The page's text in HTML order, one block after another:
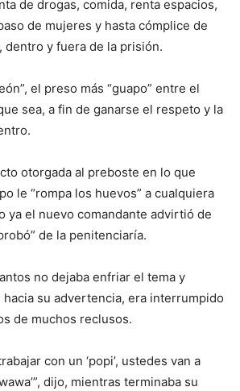
de drogas, comida, renta es­pacios,
de mujeres y has­ta cómplice de
dentro y fuera de la prisión.
el preso más “guapo” en­tre el
sea, a fin de ganarse el respeto y la
otorgada al preboste en lo que
le “rompa los huevos” a cual­quiera
ya el nuevo comandante advirtió de
de la peniten­ciaría.
no dejaba enfriar el tema y
su advertencia, era in­terrumpido
de muchos reclusos.
con un ‘popi’, uste­des van a
dijo, mientras terminaba su